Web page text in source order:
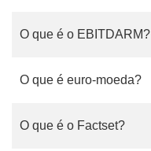
O que é o EBITDARM?
O que é euro-moeda?
O que é o Factset?